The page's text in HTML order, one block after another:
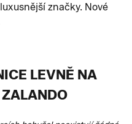
značky. Nové
LEVNĚ NA